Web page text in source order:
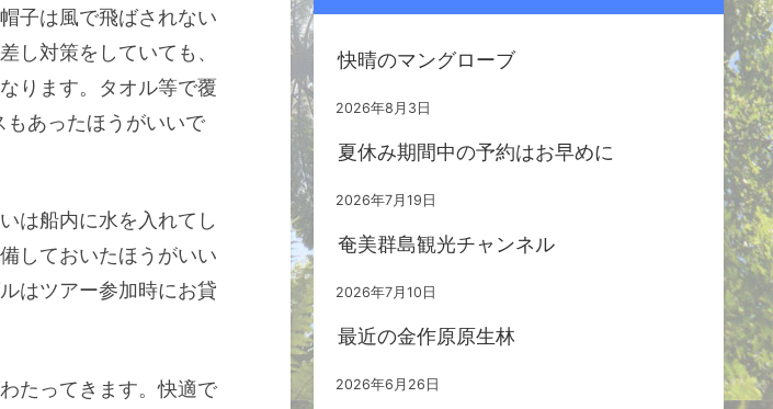
子は風で飛ばされない
し対策をしていても、
ります。タオル等で覆
もあったほうがいいで
は船内に水を入れてし
しておいたほうがいい
はツアー参加時にお貸
たってきます。快適で
快晴のマングローブ
2026年8月3日
夏休み期間中の予約はお早めに
2026年7月19日
奄美群島観光チャンネル
2026年7月10日
最近の金作原原生林
2026年6月26日